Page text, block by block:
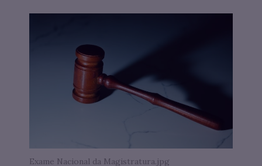
Exame Nacional da Magistratura.jpg